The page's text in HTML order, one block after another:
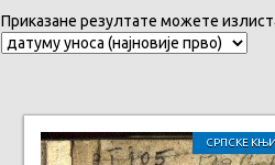
Приказане резултате можете
СРПСКЕ